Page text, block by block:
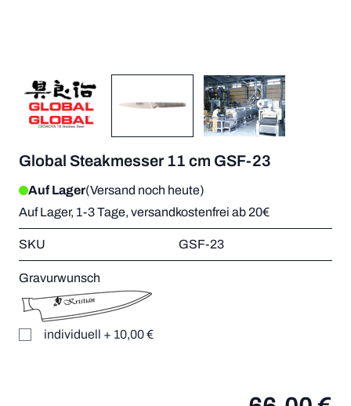
Global Steakmesser 11 cm GSF-23
Auf Lager(Versand noch heute)
Auf Lager, 1-3 Tage, versandkostenfrei ab 20€
SKU GSF-23
Gravurwunsch
individuell + 10,00 €